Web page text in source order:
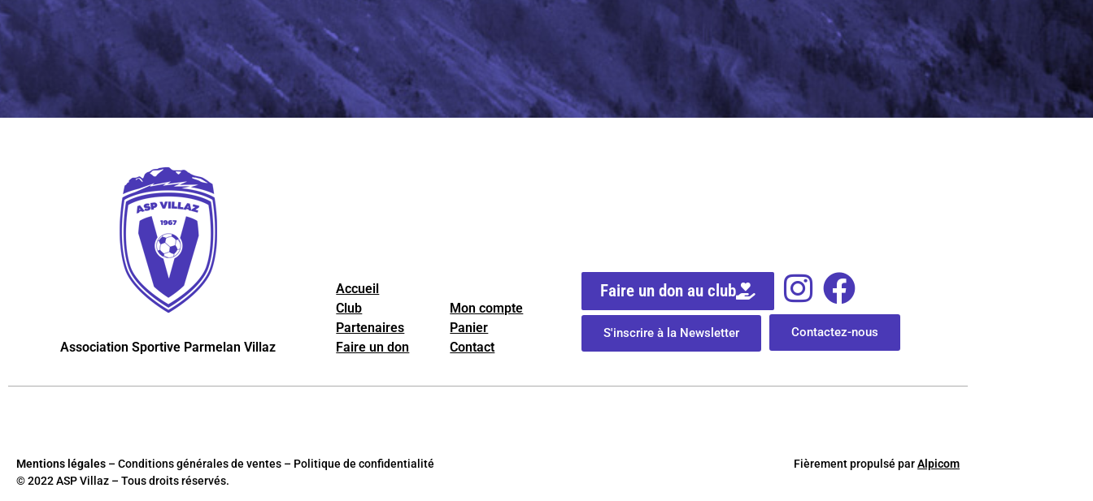
Association Sportive Parmelan Villaz
Accueil
Club
Partenaires
Faire un don
Mon compte
Panier
Contact
Faire un don au club
S'inscrire à la Newsletter Contactez-nous
Mentions légales – Conditions générales de ventes – Politique de confidentialité
© 2022 ASP Villaz – Tous droits réservés.
Fièrementpropulsé parAlpicom